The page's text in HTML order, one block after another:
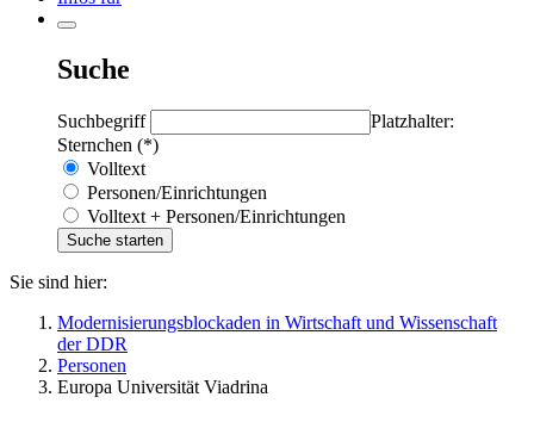
Suche
Suchbegriff
Platzhalter:
Sternchen (*)
Volltext
Personen/Einrichtungen
Volltext + Personen/Einrichtungen
Sie sind hier:
Modernisierungsblockaden in Wirtschaft und Wissenschaft
der DDR
Personen
Europa Universität Viadrina